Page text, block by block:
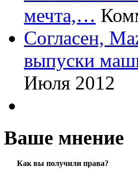
мечта,…
Согласен,
выпуски
Июля 2012
Ваше мнение
Как вы получили права?